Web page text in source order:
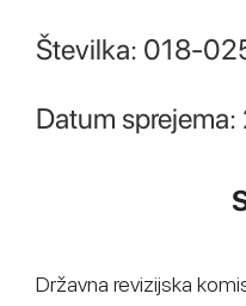
Številka: 018-
Datum
Državna revizijska